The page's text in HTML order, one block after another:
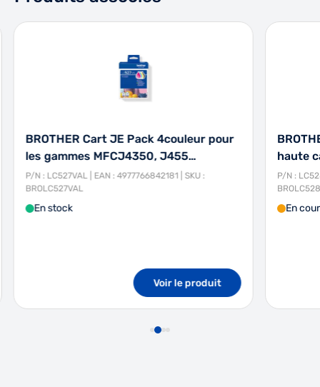
BROTHER Cart JE Pack 4couleur pour
les gammes MFCJ4350, J455…
P/N : LC527VAL | EAN : 4977766842181 | SKU :
BROLC527VAL
En stock
Voir le produit
haute
P/N :
En